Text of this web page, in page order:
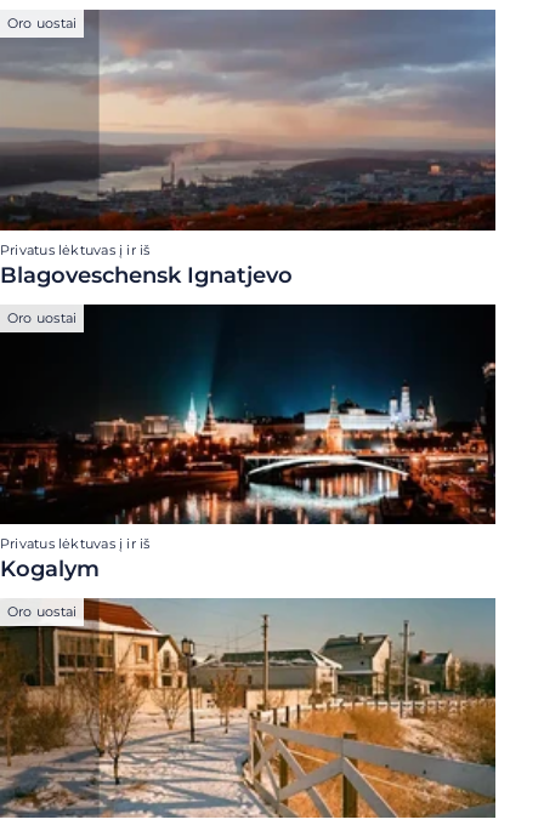
Oro uostai
Privatus lėktuvas į ir iš
Blagoveschensk Ignatjevo
Oro uostai
Privatus lėktuvas į ir iš
Kogalym
Oro uostai